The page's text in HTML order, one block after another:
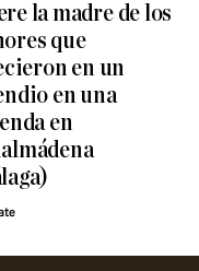
la madre de los
que
en un
en una
en